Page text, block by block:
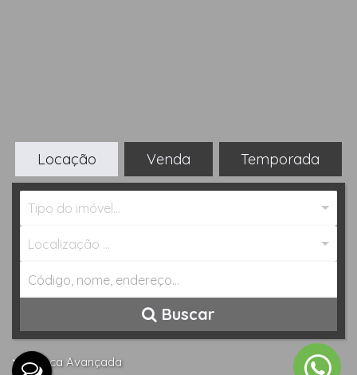
Locação Venda Temporada
Tipo do imóvel...
Localização ...
Buscar
Busca Avançada